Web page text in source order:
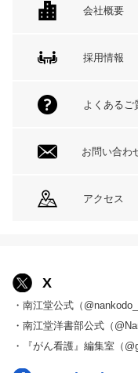
会社概要
採用情報
よくあるご
お問い合わ
アクセス
X
・南江堂公式（
・南江堂洋書部公式（
・『がん看護』編集室（